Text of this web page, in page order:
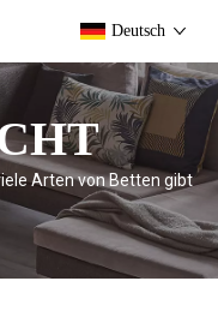
Deutsch
Arten von Betten gibt